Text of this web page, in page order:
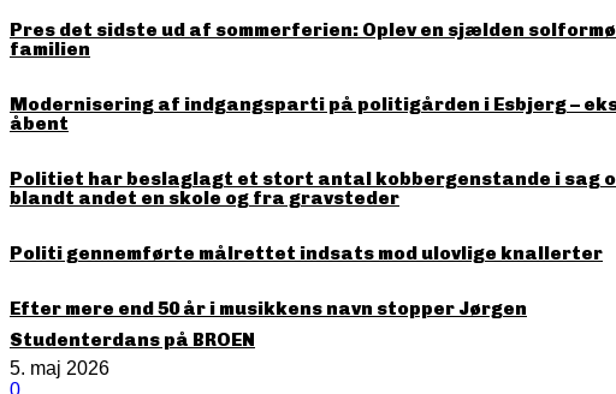
Pres det sidste ud af sommerferien: Oplev en sjælden
familien
Modernisering af indgangsparti på politigården i Esbjerg –
åbent
Politiet har beslaglagt et stort antal kobbergenstande i sag
blandt andet en skole og fra gravsteder
Politi gennemførte målrettet indsats mod ulovlige knallerter
Efter mere end 50 år i musikkens navn stopper Jørgen
Studenterdans på BROEN
5. maj 2026